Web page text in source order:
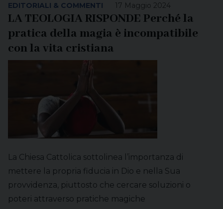
17 Maggio 2024
EDITORIALI & COMMENTI
LA TEOLOGIA RISPONDE Perché la
pratica della magia è incompatibile
con la vita cristiana
La Chiesa Cattolica sottolinea l’importanza di
mettere la propria fiducia in Dio e nella Sua
provvidenza, piuttosto che cercare soluzioni o
poteri attraverso pratiche magiche